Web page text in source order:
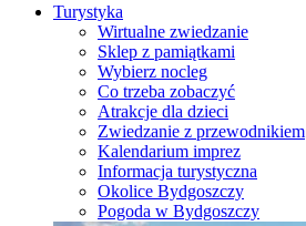
Turystyka
Wirtualne zwiedzanie
Sklep z pamiątkami
Wybierz nocleg
Co trzeba zobaczyć
Atrakcje dla dzieci
Zwiedzanie z przewodnikiem
Kalendarium imprez
Informacja turystyczna
Okolice Bydgoszczy
Pogoda w Bydgoszczy